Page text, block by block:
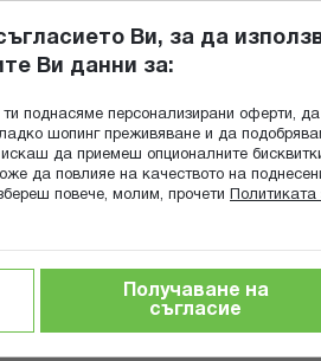
Търсене
ПОПИТАЙ
И ДЕТЕТО ХРАНИТЕЛНИ ДОБАВКИ
ЛУКЧЕТА БИЛКОВИ
ЛУКЧЕТА
Ви, за да
Ви данни за:
поднасяме персонализирани оферти, да
шопинг преживяване и да
да приемеш опционалните
да повлияе на качеството на
повече, молим, прочети
Политиката
Получаване на
съгласие